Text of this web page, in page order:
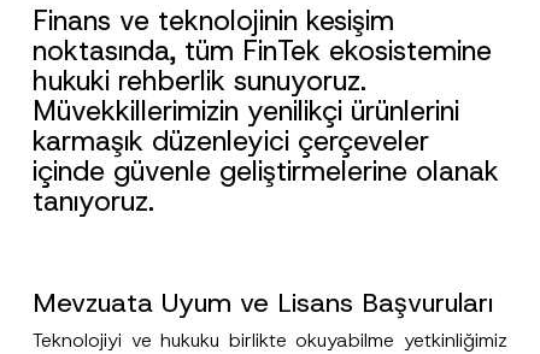
Finans ve teknolojinin kesişim
noktasında, tüm FinTek ekosistemine
hukuki rehberlik sunuyoruz.
Müvekkillerimizin yenilikçi ürünlerini
karmaşık düzenleyici çerçeveler
içinde güvenle geliştirmelerine olanak
tanıyoruz.
Mevzuata Uyum ve Lisans Başvuruları
Teknolojiyi ve hukuku birlikte okuyabilme yetkinliğimiz